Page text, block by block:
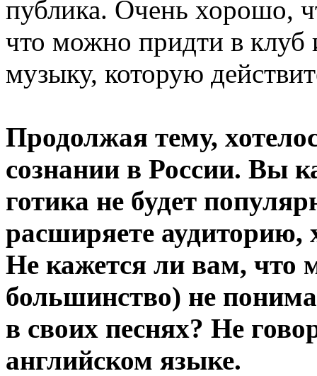
публика. Очень хорошо,
что можно придти в клуб
музыку, которую
Продолжая тему,
сознании в России. Вы
готика не будет
расширяете аудиторию,
Не кажется ли вам, что
большинство) не
в своих песнях? Не
английском языке.